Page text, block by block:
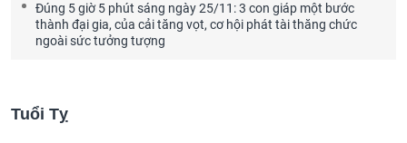
Đúng 5 giờ 5 phút sáng ngày 25/11: 3 con giáp một bước
thành đại gia, của cải tăng vọt, cơ hội phát tài thăng chức
ngoài sức tưởng tượng
Tuổi Tỵ